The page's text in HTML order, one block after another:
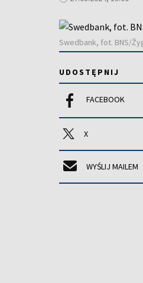
Swedbank, fot. BNS/
UDOSTĘPNIJ
FACEBOOK
X
WYŚLIJ MAILEM